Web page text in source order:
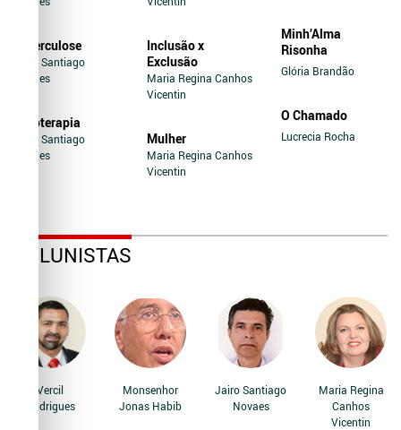
Tuberculose
Jairo Santiago
Novaes
Soroterapia
Jairo Santiago
Novaes
Inclusão x
Exclusão
Maria Regina Canhos
Vicentin
Mulher
Maria Regina Canhos
Vicentin
Minh’Alma
Risonha
Glória Brandão
O Chamado
Lucrecia Rocha
COLUNISTAS
Vercil
Rodrigues
Monsenhor
Jonas Habib
Jairo Santiago
Novaes
Maria Regina
Canhos
Vicentin